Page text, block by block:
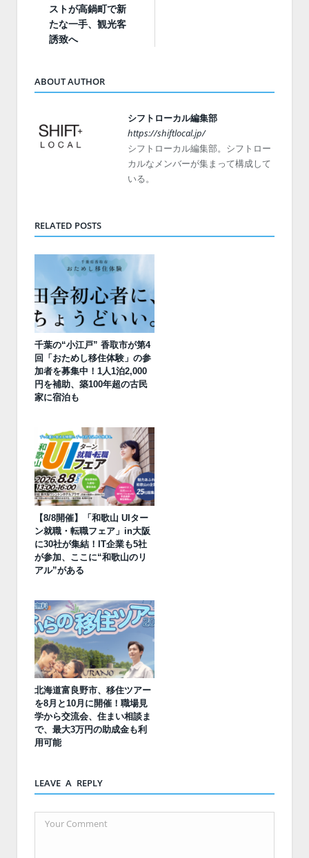
ストが高鍋町で新
たな一手、観光客
誘致へ
ABOUT AUTHOR
シフトローカル編集部
https://shiftlocal.jp/
シフトローカル編集部。シフトロー
カルなメンバーが集まって構成して
いる。
RELATED POSTS
千葉の“小江戸” 香取市が第4
回「おためし移住体験」の参
加者を募集中！1人1泊2,000
円を補助、築100年超の古民
家に宿泊も
【8/8開催】「和歌山 UIター
ン就職・転職フェア」in大阪
に30社が集結！IT企業も5社
が参加、ここに“和歌山のリ
アル”がある
北海道富良野市、移住ツアー
を8月と10月に開催！職場見
学から交流会、住まい相談ま
で、最大3万円の助成金も利
用可能
LEAVE A REPLY